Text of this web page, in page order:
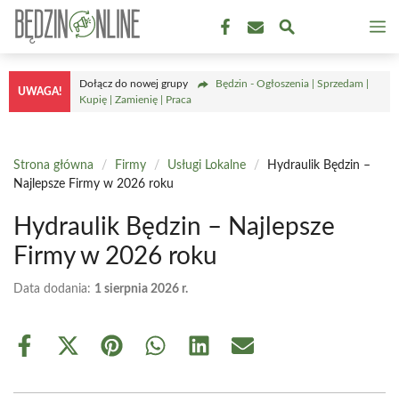
Przejdź
treści
UWAGA!
Dołącz do nowej grupy
Będzin - Ogłoszenia | Sprzedam |
Kupię | Zamienię | Praca
Strona główna / Firmy / Usługi Lokalne /
Hydraulik Będzin –
Najlepsze Firmy w 2026 roku
Hydraulik Będzin – Najlepsze
Firmy w 2026 roku
Data dodania: 1 sierpnia 2026 r.
Share
Share
(Twitter)
Share Share Share Share